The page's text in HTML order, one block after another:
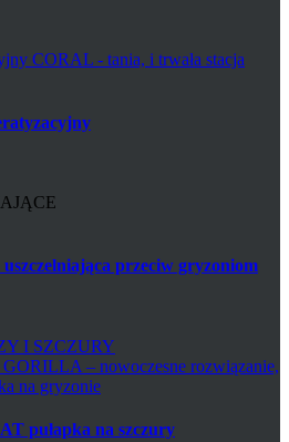
przeciw gryzoniom
I SZCZURY
pułapka na szczury